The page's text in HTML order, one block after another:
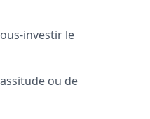
investir le
ou de